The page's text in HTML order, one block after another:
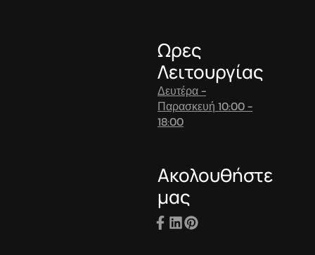
Ωρες
Λειτουργίας
Δευτέρα -
Παρασκευή 10:00 -
18:00
Ακολουθήστε
μας